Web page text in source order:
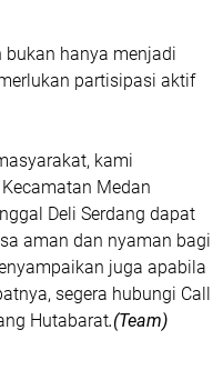
bukan hanya menjadi
partisipasi aktif
kami
Medan
Deli Serdang dapat
aman dan nyaman bagi
juga apabila
segera hubungi Call
Hutabarat.(Team)